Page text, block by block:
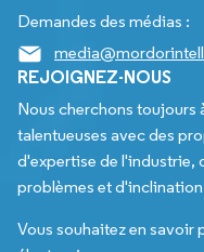
Demandes des médias :
REJOIGNEZ-NOUS
Nous cherchons toujours
talentueuses avec des
d'expertise de l'industrie,
problèmes et
Vous souhaitez en savoir